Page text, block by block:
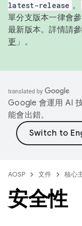
latest-release 。
單分支版本一律會
最新版本。詳情請參
更 」。
Google 會運用 AI
能會出錯。
AOSP 文件 核心
安全性